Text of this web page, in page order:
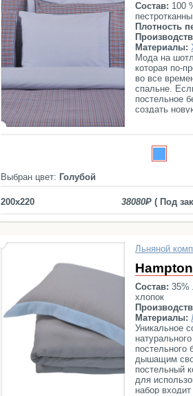
Состав: 100
Плотность
Материалы:
Мода на
которая по-
во все
спальне.
постельное
создать
Выбран цвет: Голубой
200x220 38080 ( Под
Льняной
Hampton
Состав: 35%
хлопок
Материалы:
Уникальное
постельного
дышащим
постельный
для
набор